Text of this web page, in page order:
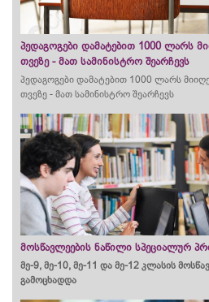
პედაგოგები დამატებით 1000 ლარს
თვეზე - მათ სამინისტრო შეარჩევს
პედაგოგები დამატებით 1000 ლარს
თვეზე - მათ სამინისტრო შეარჩევს
მოსწავლეების ნაწილი სპეციალურ
მე-9, მე-10, მე-11 და მე-12 კლასის
გამოცხადდა